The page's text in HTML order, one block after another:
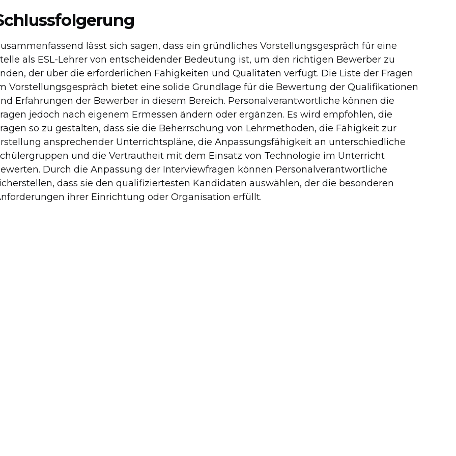
lässt sich sagen, dass ein gründliches Vorstellungsgespräch für eine
als ESL-Lehrer von entscheidender Bedeutung ist, um den richtigen Bewerber zu
der über die erforderlichen Fähigkeiten und Qualitäten verfügt. Die Liste der Fragen
Vorstellungsgespräch bietet eine solide Grundlage für die Bewertung der Qualifikationen
Erfahrungen der Bewerber in diesem Bereich. Personalverantwortliche können die
jedoch nach eigenem Ermessen ändern oder ergänzen. Es wird empfohlen, die
so zu gestalten, dass sie die Beherrschung von Lehrmethoden, die Fähigkeit zur
ansprechender Unterrichtspläne, die Anpassungsfähigkeit an unterschiedliche
und die Vertrautheit mit dem Einsatz von Technologie im Unterricht
Durch die Anpassung der Interviewfragen können Personalverantwortliche
dass sie den qualifiziertesten Kandidaten auswählen, der die besonderen
ihrer Einrichtung oder Organisation erfüllt.